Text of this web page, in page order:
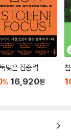
듯하다. 그 뿌리가
적 병역거부 이슈
년대 매년 500명
현재 전국 교도소
폭로, 그리고 “양심
자의 항변 섞인 애
. 양심적 병역거부
라고 저자는 적고
의 성향의 주류 종
맞은 집중력
% 16,920원